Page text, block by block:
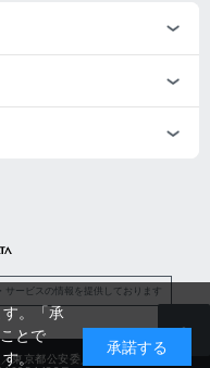
ービスの情報を提供しております
東京都公安委員会
。「承
とで
。
承諾する